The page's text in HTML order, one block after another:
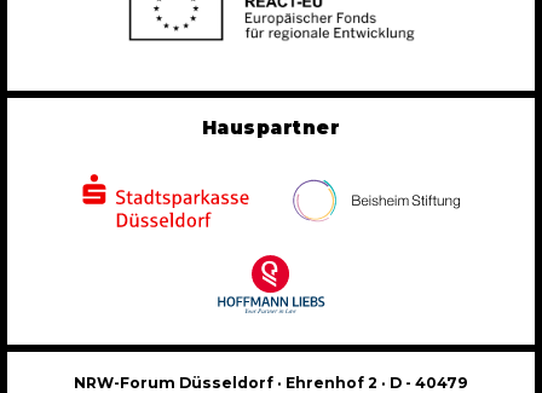
Hauspartner
NRW-Forum Düsseldorf · Ehrenhof 2 · D - 40479